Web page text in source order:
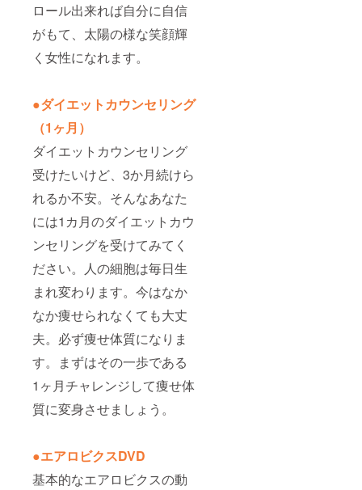
ロール出来れば自分に自信
がもて、太陽の様な笑顔輝
く女性になれます。
●ダイエットカウンセリング
（1ヶ月）
ダイエットカウンセリング
受けたいけど、3か月続けら
れるか不安。そんなあなた
には1カ月のダイエットカウ
ンセリングを受けてみてく
ださい。人の細胞は毎日生
まれ変わります。今はなか
なか痩せられなくても大丈
夫。必ず痩せ体質になりま
す。まずはその一歩である
1ヶ月チャレンジして痩せ体
質に変身させましょう。
●エアロビクスDVD
基本的なエアロビクスの動